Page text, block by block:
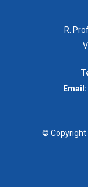
R.
Email:
© Copyright